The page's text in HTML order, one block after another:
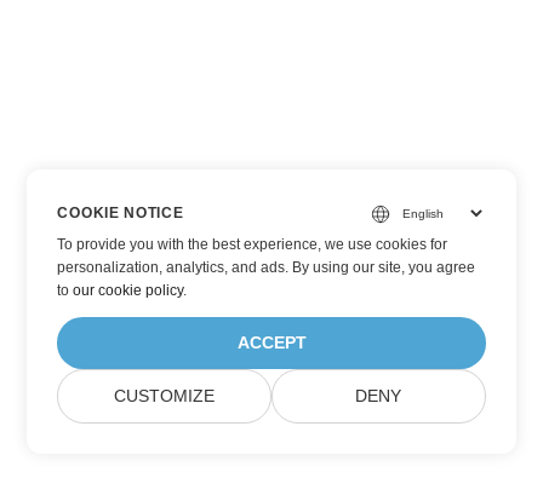
COOKIE NOTICE
To provide you with the best experience, we use cookies for
personalization, analytics, and ads. By using our site, you agree
toour cookie policy.
ACCEPT
CUSTOMIZE DENY